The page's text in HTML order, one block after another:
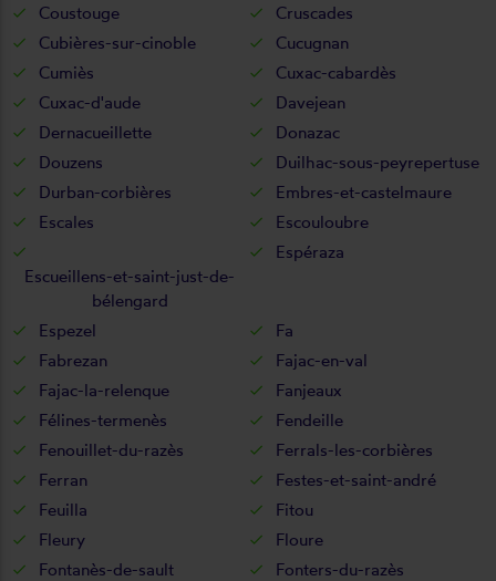
Coustouge
Cruscades
Cubières-sur-cinoble
Cucugnan
Cumiès
Cuxac-cabardès
Cuxac-d'aude
Davejean
Dernacueillette
Donazac
Douzens
Duilhac-sous-peyrepertuse
Durban-corbières
Embres-et-castelmaure
Escales
Escouloubre
Escueillens-et-saint-just-de-
bélengard
Espéraza
Espezel
Fa
Fabrezan
Fajac-en-val
Fajac-la-relenque
Fanjeaux
Félines-termenès
Fendeille
Fenouillet-du-razès
Ferrals-les-corbières
Ferran
Festes-et-saint-andré
Feuilla
Fitou
Fleury
Floure
Fontanès-de-sault
Fonters-du-razès